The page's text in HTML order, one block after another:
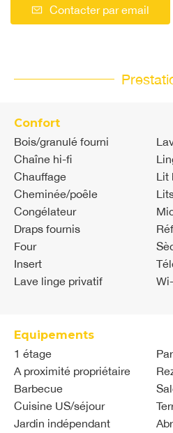
Contacter par email
Confort
Bois/granulé fourni
Chaîne hi-fi
Chauffage
Cheminée/poêle
Congélateur
Draps fournis
Four
Insert
Lave linge privatif
Lit
Equipements
1 étage
A proximité propriétaire
Barbecue
Cuisine US/séjour
Jardin indépendant